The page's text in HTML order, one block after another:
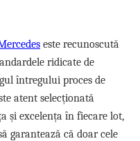
este recunoscută
ridicate de
întregului proces de
atent selecționată
și excelența în fiecare lot,
garantează că doar cele